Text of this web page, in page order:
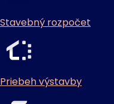
Stavebný rozpočet
Priebeh výstavby